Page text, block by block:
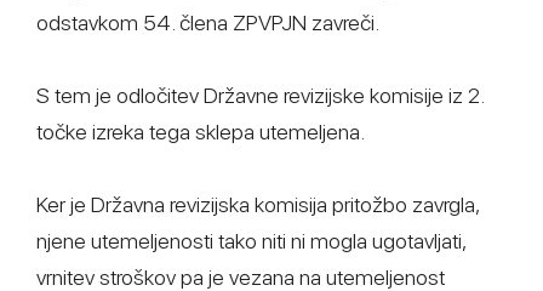
odstavkom 54. člena ZPVPJN zavreči.
S tem je odločitev Državne revizijske komisije iz 2.
točke izreka tega sklepa utemeljena.
Ker je Državna revizijska komisija pritožbo zavrgla,
njene utemeljenosti tako niti ni mogla ugotavljati,
vrnitev stroškov pa je vezana na utemeljenost